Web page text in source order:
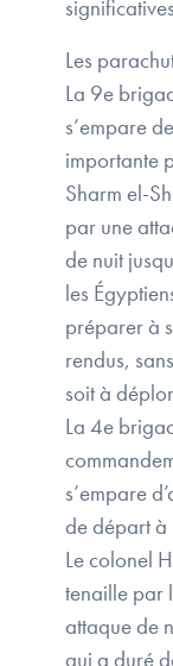
Les
La 9e
s’empare
importante
Sharm el-
par une
de nuit
les
préparer à
rendus,
soit à
La 4e
s’empare
de départ à
Le colonel
tenaille par
attaque de
qui a duré